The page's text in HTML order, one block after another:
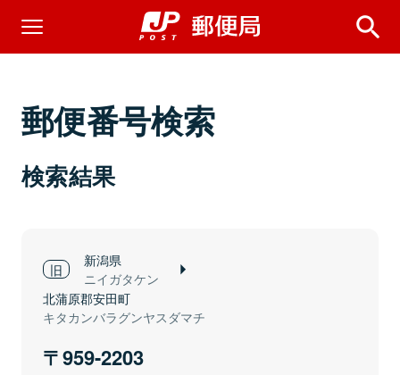
郵便番号検索
検索結果
新潟県
ニイガタケン
北蒲原郡安田町
キタカンバラグンヤスダマチ
959-2203